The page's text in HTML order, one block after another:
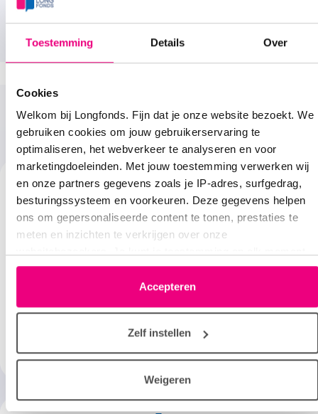
Toestemming Details Over
Cookies
Welkom bij Longfonds. Fijn dat je onze website bezoekt. We
gebruiken cookies om jouw gebruikerservaring te
optimaliseren, het webverkeer te analyseren en voor
marketingdoeleinden. Met jouw toestemming verwerken wij
en onze partners gegevens zoals je IP-adres, surfgedrag,
besturingssysteem en voorkeuren. Deze gegevens helpen
ons om gepersonaliseerde content te tonen, prestaties te
meten en inzichten te verkrijgen over onze
wijzigen of intrekken via het cookie-icoontje linksonder elke
pagina. De lijst met partners is te vinden in het tabblad
“details”.
Accepteren
Zelf instellen
Weigeren
Naar longforum.nl
Meer over acute bronchitis
Oorzaken
Bij acute bronchitis zit er een ontsteking in de kleinere
vertakkingen van de longen, de bronchiën. Meestal door
een virus.
Lees verder